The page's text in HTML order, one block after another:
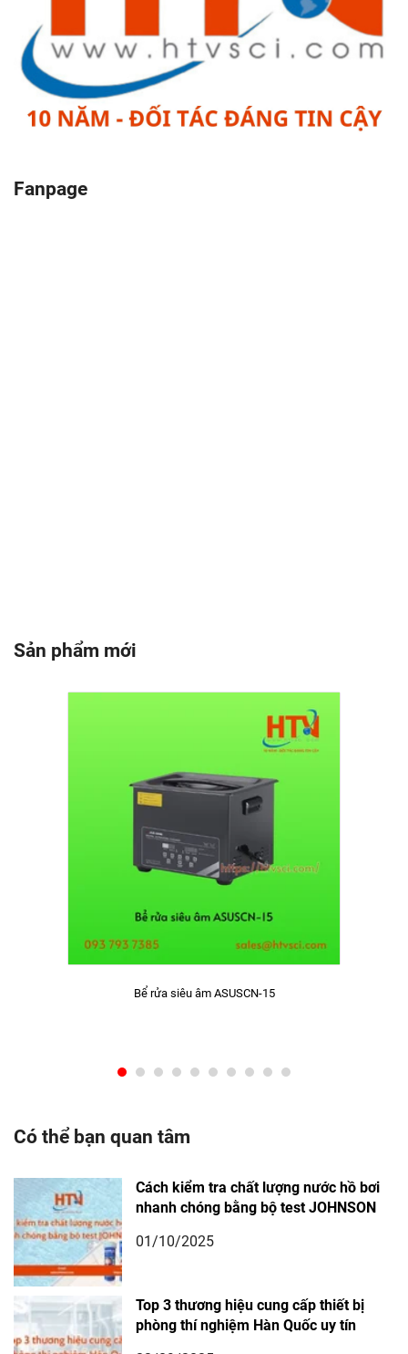
Fanpage
Sản phẩm mới
Bể rửa siêu âm ASUSCN-15
Có thể bạn quan tâm
Cách kiểm tra chất lượng nước hồ bơi
nhanh chóng bằng bộ test JOHNSON
01/10/2025
Top 3 thương hiệu cung cấp thiết bị
phòng thí nghiệm Hàn Quốc uy tín